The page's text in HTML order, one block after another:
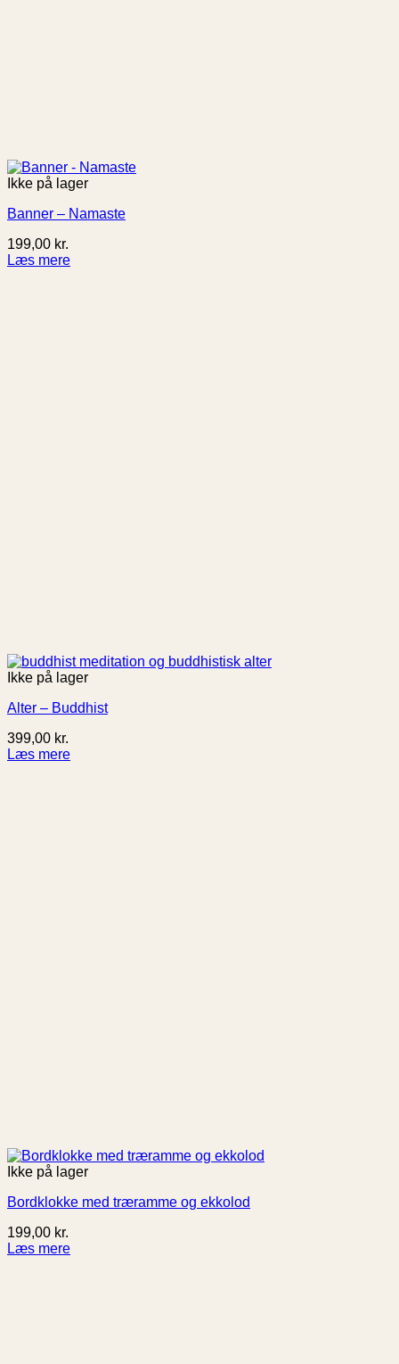
Ikke på lager
Banner – Namaste
199,00 kr.
Læs mere
Ikke på lager
Alter – Buddhist
399,00 kr.
Læs mere
Ikke på lager
Bordklokke med træramme og ekkolod
199,00 kr.
Læs mere